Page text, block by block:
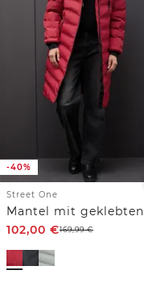
-40%
Street One
102,00 €169,99€